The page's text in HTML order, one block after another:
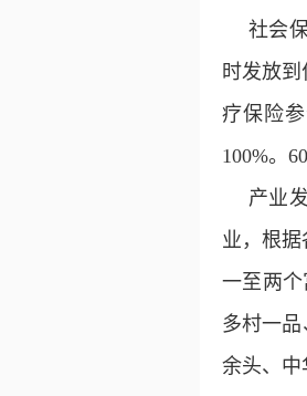
社会
时发放
疗保险
100%。
产业
业，根
一至两
多村一品
余头、中